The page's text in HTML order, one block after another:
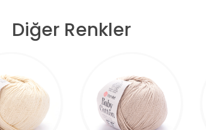
Diğer Renkler